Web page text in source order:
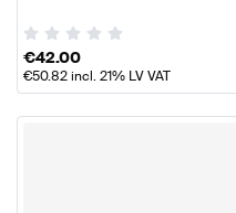
€42.00
€50.82incl. 21% LV VAT